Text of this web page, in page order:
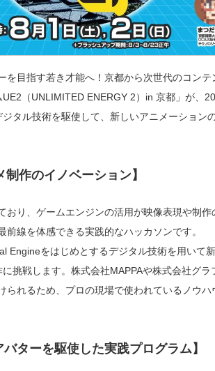
を目指す若き才能へ！京都から次世代のコン
（UNLIMITED ENERGY 2）in 京都」が、
ジタル技術を駆使して、新しいアニメーション
作のイノベーション】
おり、ゲームエンジンの活用が映像表現や制
線を体感できる実践的なハッカソンです。
Engineをはじめとするデジタル技術を用いて
挑戦します。株式会社MAPPAや株式会社グ
られるため、プロの現場で使われているノウ
ターを駆使した実践プログラム】